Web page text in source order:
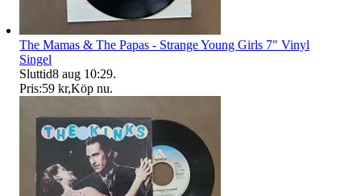
The Mamas & The Papas - Strange Young Girls 7" Vinyl
Singel
Sluttid8 aug 10:29.
Pris:59 kr,Köp nu.